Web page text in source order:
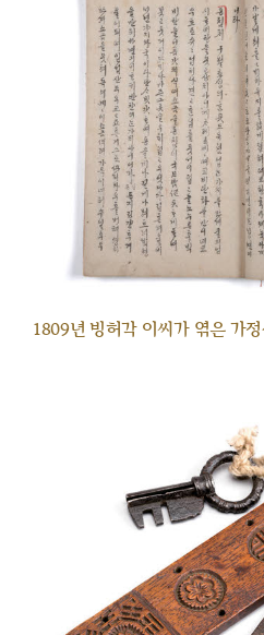
1809년 빙허각 이씨가 엮은 가정